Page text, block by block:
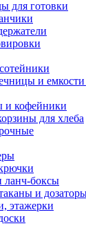
для готовки
и емкости
и кофейники
для хлеба
ланч-боксы
и
этажерки